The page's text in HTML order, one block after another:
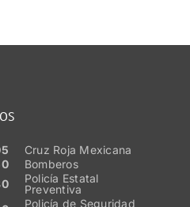
Cruz Roja Mexicana
Bomberos
Policía Estatal
Preventiva
Policía de Seguridad